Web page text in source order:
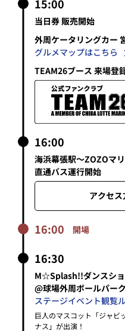
16:00
海浜幕張駅～ZOZOマリ
直通バス運行開始
アクセス
16:00 開場
16:30
M☆Splash!!ダンスシ
@球場外周ボールパーク
巨人のマスコット「ジャビ
ナス」が出演！
17:15頃
Warm Up Show
17:25頃
MARINES STARTING